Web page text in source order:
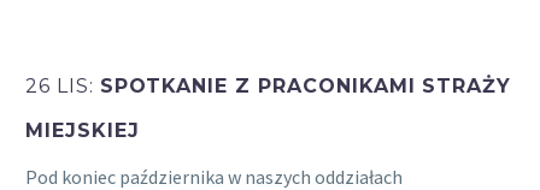
26 LIS: SPOTKANIE Z PRACONIKAMI STRAŻY
MIEJSKIEJ
Pod koniec października w naszych oddziałach